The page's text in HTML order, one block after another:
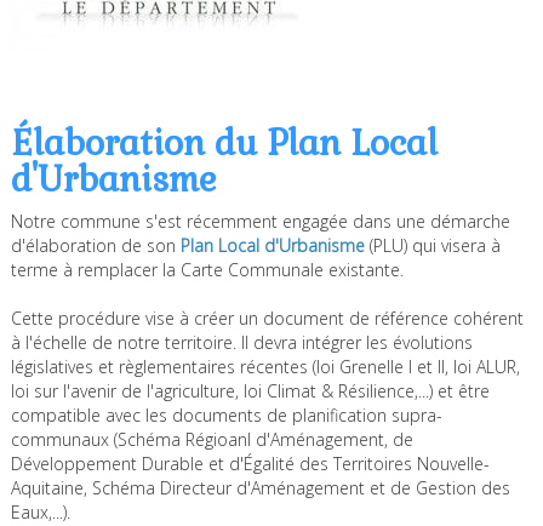
Élaboration du Plan Local
d'Urbanisme
Notre commune s'est récemment engagée dans une démarche
d'élaboration de son Plan Local d'Urbanisme (PLU) qui visera à
terme à remplacer la Carte Communale existante.
Cette procédure vise à créer un document de référence cohérent
à l'échelle de notre territoire. Il devra intégrer les évolutions
législatives et règlementaires récentes (loi Grenelle I et II, loi ALUR,
loi sur l'avenir de l'agriculture, loi Climat & Résilience,...) et être
compatible avec les documents de planification supra-
communaux (Schéma Régioanl d'Aménagement, de
Développement Durable et d'Égalité des Territoires Nouvelle-
Aquitaine, Schéma Directeur d'Aménagement et de Gestion des
Eaux,...).